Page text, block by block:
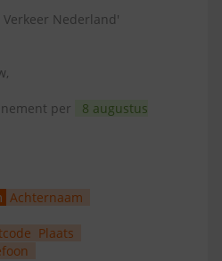
Nederland'
per
8 augustus
Achternaam
Plaats